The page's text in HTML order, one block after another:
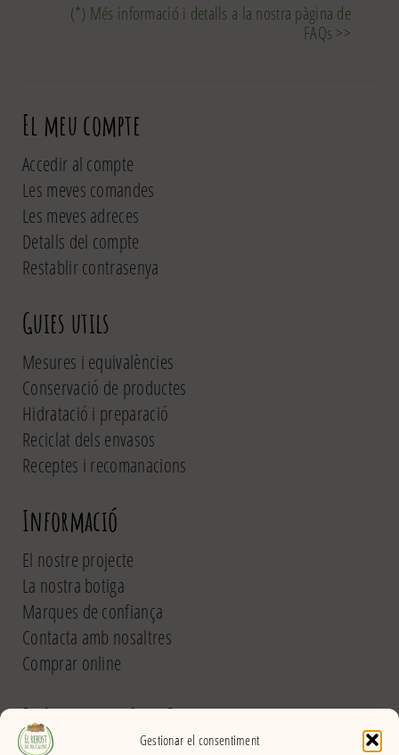
Gestionar el consentiment
(*) Més informació i detalls a la nostra pàgina de
FAQs >>
El meu compte
Accedir al compte
Les meves comandes
Les meves adreces
Detalls del compte
Restablir contrasenya
Guies utils
Mesures i equivalències
Conservació de productes
Hidratació i preparació
Reciclat dels envasos
Receptes i recomanacions
Informació
El nostre projecte
La nostra botiga
Marques de confiança
Contacta amb nosaltres
Comprar online
El Rebost del Pou Calent